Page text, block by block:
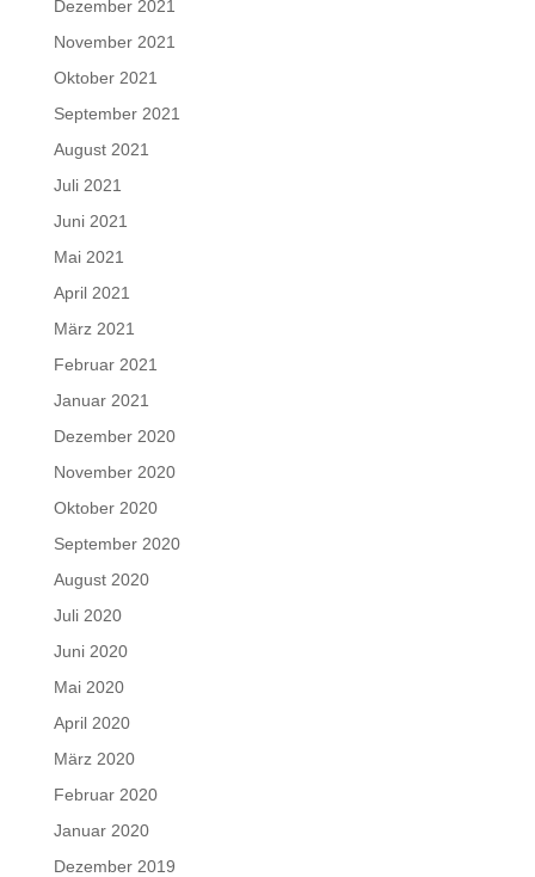
Dezember 2021
November 2021
Oktober 2021
September 2021
August 2021
Juli 2021
Juni 2021
Mai 2021
April 2021
März 2021
Februar 2021
Januar 2021
Dezember 2020
November 2020
Oktober 2020
September 2020
August 2020
Juli 2020
Juni 2020
Mai 2020
April 2020
März 2020
Februar 2020
Januar 2020
Dezember 2019